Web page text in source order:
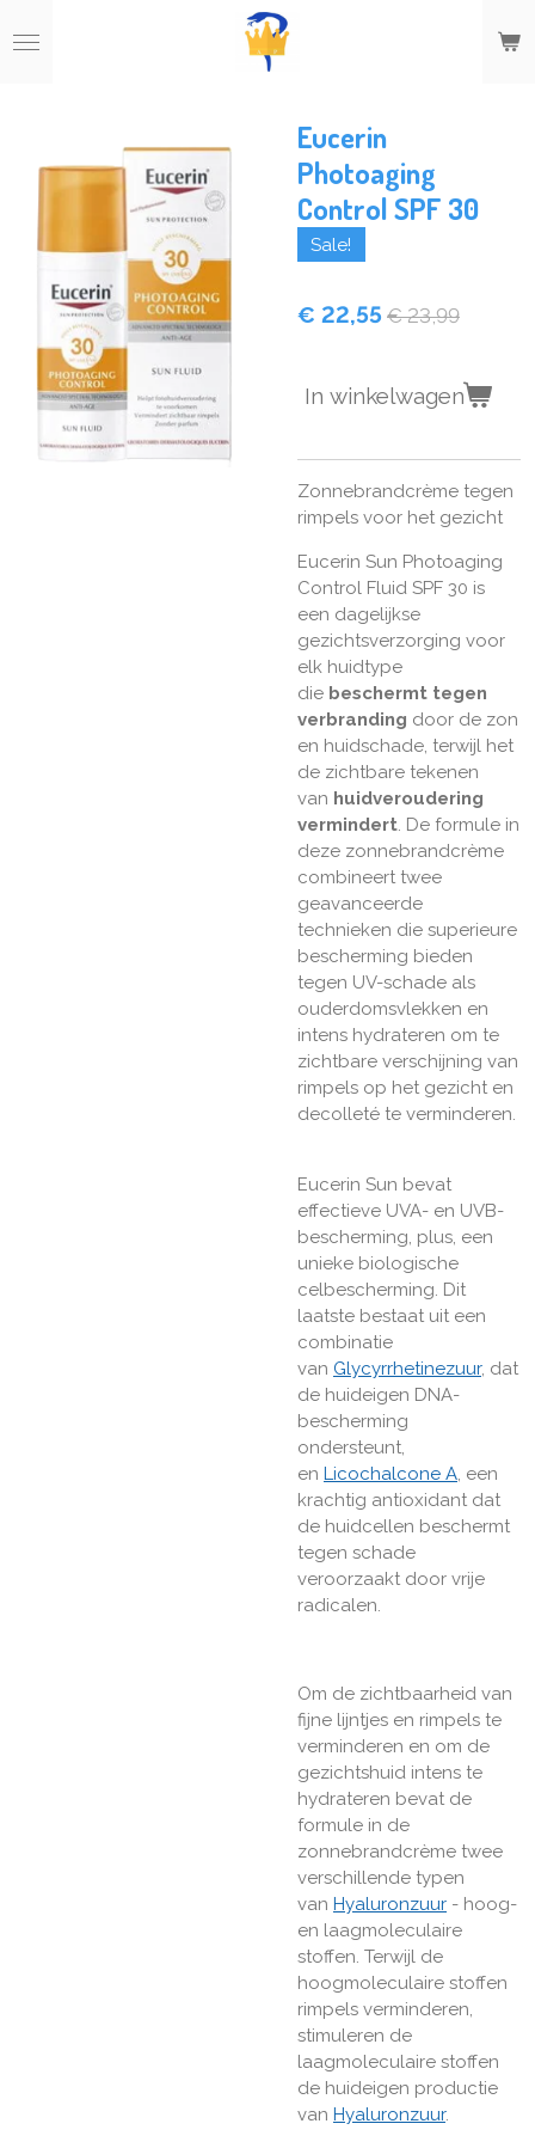
direct
Eucerin
Photoaging
Control SPF 30
Sale!
€ 22,55 € 23,99
In winkelwagen
Zonnebrandcrème tegen
rimpels voor het gezicht
Eucerin Sun Photoaging
Control Fluid SPF 30 is
een dagelijkse
gezichtsverzorging voor
elk huidtype
die beschermt tegen
verbranding door de zon
en huidschade, terwijl het
de zichtbare tekenen
van huidveroudering
vermindert. De formule in
deze zonnebrandcrème
combineert twee
geavanceerde
technieken die superieure
bescherming bieden
tegen UV-schade als
ouderdomsvlekken en
intens hydrateren om te
zichtbare verschijning van
rimpels op het gezicht en
decolleté te verminderen.
Eucerin Sun bevat
effectieve UVA- en UVB-
bescherming, plus, een
unieke biologische
celbescherming. Dit
laatste bestaat uit een
combinatie
van Glycyrrhetinezuur, dat
de huideigen DNA-
bescherming
ondersteunt,
en Licochalcone A, een
krachtig antioxidant dat
de huidcellen beschermt
tegen schade
veroorzaakt door vrije
radicalen.
Om de zichtbaarheid van
fijne lijntjes en rimpels te
verminderen en om de
gezichtshuid intens te
hydrateren bevat de
formule in de
zonnebrandcrème twee
verschillende typen
van Hyaluronzuur - hoog-
en laagmoleculaire
stoffen. Terwijl de
hoogmoleculaire stoffen
rimpels verminderen,
stimuleren de
laagmoleculaire stoffen
de huideigen productie
van Hyaluronzuur.